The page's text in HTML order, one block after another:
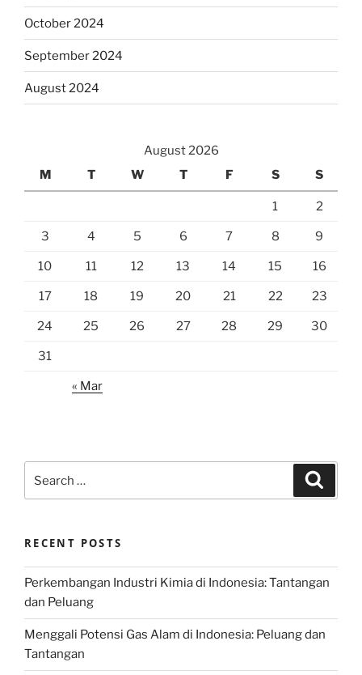
October 2024
September 2024
August 2024
August 2026
M
T W T F S S
1 2
3 4 5 6 7 8 9
10 11 12 13 14 15 16
17 18 19 20 21 22 23
24 25 26 27 28 29 30
31
« Mar
for:
RECENT POSTS
Perkembangan Industri Kimia di Indonesia: Tantangan
dan Peluang
Menggali Potensi Gas Alam di Indonesia: Peluang dan
Tantangan